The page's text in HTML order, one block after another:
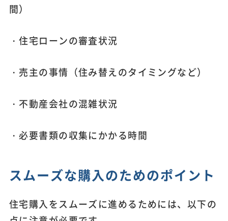
間）
・住宅ローンの審査状況
・売主の事情（住み替えのタイミングなど）
・不動産会社の混雑状況
・必要書類の収集にかかる時間
スムーズな購入のためのポイント
住宅購入をスムーズに進めるためには、以下の